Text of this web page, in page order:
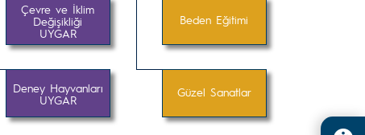
Çevre ve İklim
Değişikliği
UYGAR
Deney Hayvanları
UYGAR
Beden Eğitimi
Güzel Sanatlar